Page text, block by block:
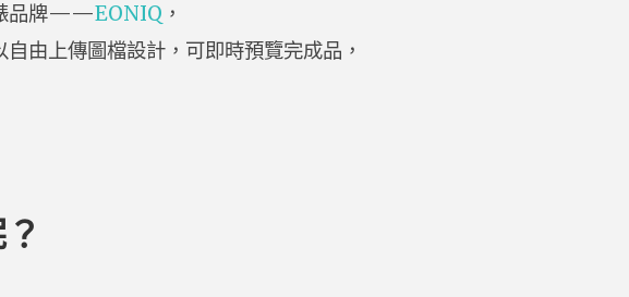
錶品牌——EONIQ ，
由上傳圖檔設計，可即時預覽完成品，